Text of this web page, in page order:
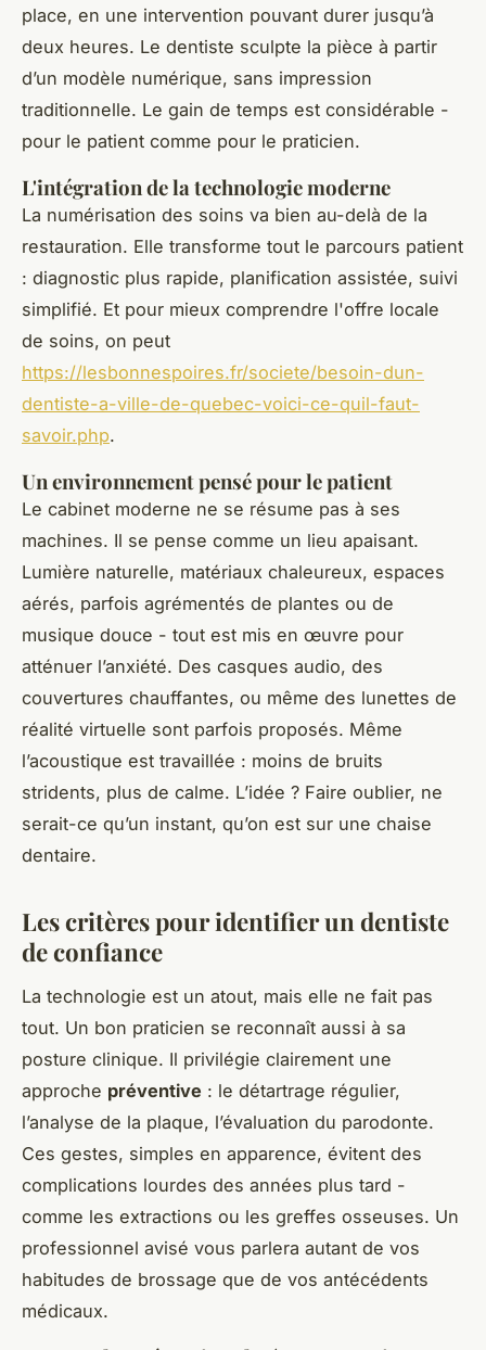
place, en une intervention pouvant durer jusqu’à
deux heures. Le dentiste sculpte la pièce à partir
d’un modèle numérique, sans impression
traditionnelle. Le gain de temps est considérable -
pour le patient comme pour le praticien.
L'intégration de la technologie moderne
La numérisation des soins va bien au-delà de la
restauration. Elle transforme tout le parcours patient
: diagnostic plus rapide, planification assistée, suivi
simplifié. Et pour mieux comprendre l'offre locale
de soins, on peut
https://lesbonnespoires.fr/societe/besoin-dun-
dentiste-a-ville-de-quebec-voici-ce-quil-faut-
savoir.php.
Un environnement pensé pour le patient
Le cabinet moderne ne se résume pas à ses
machines. Il se pense comme un lieu apaisant.
Lumière naturelle, matériaux chaleureux, espaces
aérés, parfois agrémentés de plantes ou de
musique douce - tout est mis en œuvre pour
atténuer l’anxiété. Des casques audio, des
couvertures chauffantes, ou même des lunettes de
réalité virtuelle sont parfois proposés. Même
l’acoustique est travaillée : moins de bruits
stridents, plus de calme. L’idée ? Faire oublier, ne
serait-ce qu’un instant, qu’on est sur une chaise
dentaire.
Les critères pour identifier un dentiste
de confiance
La technologie est un atout, mais elle ne fait pas
tout. Un bon praticien se reconnaît aussi à sa
posture clinique. Il privilégie clairement une
approche préventive : le détartrage régulier,
l’analyse de la plaque, l’évaluation du parodonte.
Ces gestes, simples en apparence, évitent des
complications lourdes des années plus tard -
comme les extractions ou les greffes osseuses. Un
professionnel avisé vous parlera autant de vos
habitudes de brossage que de vos antécédents
médicaux.